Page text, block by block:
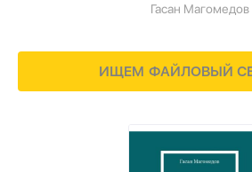
Гасан Магомедов
ИЩЕМ ФАЙЛОВЫЙ